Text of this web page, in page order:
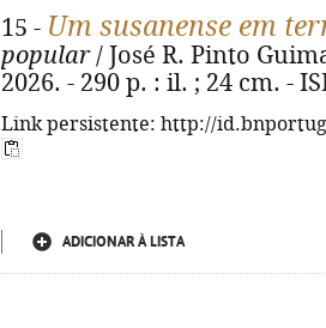
15 - Um susanense em
popular/ José R. Pinto
2026. - 290 p. : il. ; 24 cm. -
Link persistente: http://
ADICIONAR À LISTA